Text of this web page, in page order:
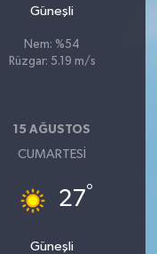
Güneşli
Nem: %54
Rüzgar: 5.19 m/s
15 AĞUSTOS
CUMARTESI
27°
Güneşli